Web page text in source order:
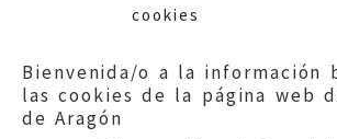
cookies
Bienvenida/o a la información
las cookies de la página web
de Aragón